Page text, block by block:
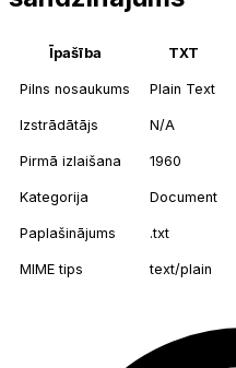
Īpašība TXT
Pilns nosaukums Plain Text
Izstrādātājs N/A
Pirmā izlaišana 1960
Kategorija Document
Paplašinājums .txt
MIME tips text/plain